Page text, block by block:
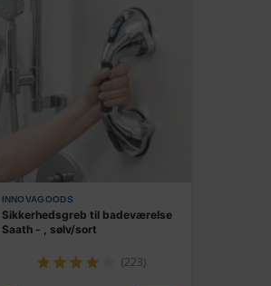
INNOVAGOODS
Sikkerhedsgreb til badeværelse
Saath - , sølv/sort
(223)